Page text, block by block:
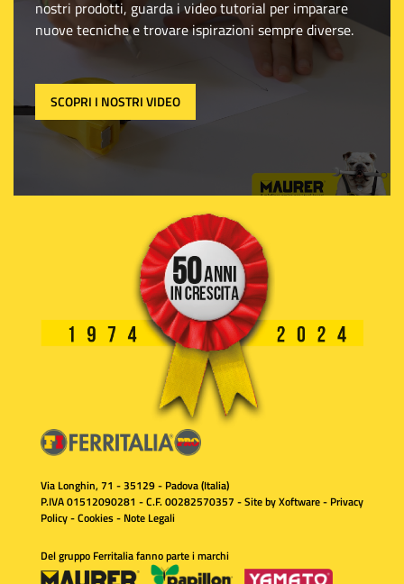
nostri prodotti, guarda i video tutorial per imparare
nuove tecniche e trovare ispirazioni sempre diverse.
SCOPRI I NOSTRI VIDEO
Via Longhin, 71 - 35129 - Padova (Italia)
P.IVA 01512090281 - C.F. 00282570357 - Site byXoftware- Privacy
Policy-Cookies- Note Legali
Del gruppo Ferritalia fanno parte i marchi